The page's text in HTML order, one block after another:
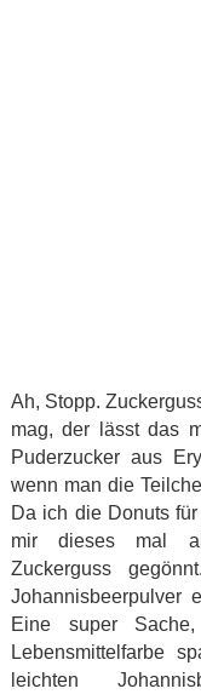
Ah, Stopp.
mag, der lässt das
Puderzucker aus
wenn man die
Da ich die Donuts
mir dieses mal
Zuckerguss
Johannisbeerpulver
Eine super
Lebensmittelfarbe
leichten